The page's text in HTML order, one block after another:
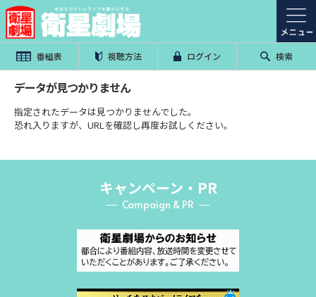
番組表 視聴方法 ログイン 検索
データが見つかりません
指定されたデータは見つかりませんでした。
恐れ入りますが、URLを確認し再度お試しください。
キャンペーン・PR
Campaign & PR